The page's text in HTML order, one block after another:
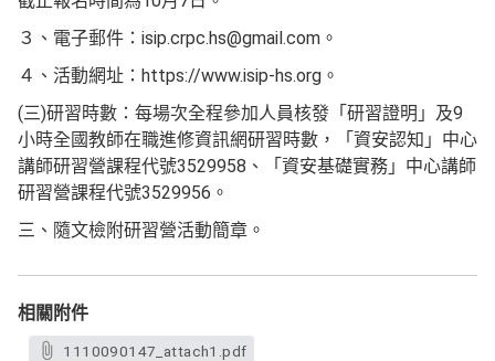
３、電子郵件：isip.crpc.hs@gmail.com。
４、活動網址：https://www.isip-hs.org。
(三)研習時數：每場次全程參加人員核發「研習證明」及9
小時全國教師在職進修資訊網研習時數，「資安認知」中心
講師研習營課程代號3529958、「資安基礎實務」中心講師
研習營課程代號3529956。
三、隨文檢附研習營活動簡章。
相關附件
1110090147_attach1.pdf